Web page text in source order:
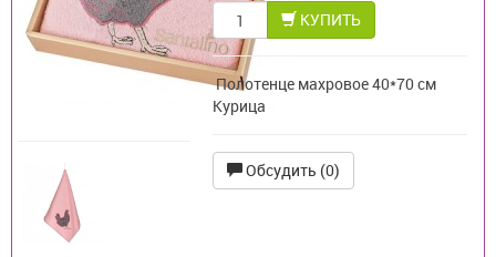
КУПИТЬ
Полотенце махровое 40*70 см
Курица
Обсудить (0)